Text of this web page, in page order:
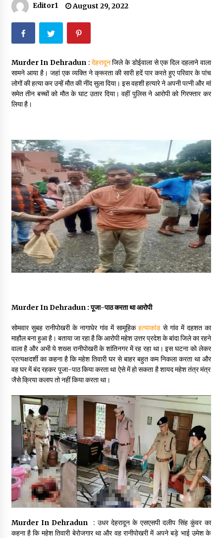
Thought Of The Day 18 May
May 18, 2022
Thought Of The Day 17 May
May 17, 2022
Thought Of The Day 14 May
May 14, 2022
Thought Of The Day 13 May
May 13, 2022
Thought Of The Day 12 May
May 12, 2022
May 11, 2022
Thought Of The Day 10 May
May 10, 2022
Thought Of The Day 9 May
May 9, 2022
Editor1 August 29, 2022
Murder In Dehradun : देहरादूनजिले के डोईवाला से एक दिल दहलाने वाला
सामने आया है। जहां एक व्यक्ति ने क्रूरता की सारी हदें पार करते हुए परिवार के पांच
लोगों की हत्या कर उन्हें मौत की नींद सुला दिया। इस वहशी हत्यारे ने अपनी पत्नी और मां
समेत तीन बच्चों को मौत के घाट उतार दिया। वहीं पुलिस ने आरोपी को गिरफ्तार कर
लिया है।
Murder In Dehradun : पूजा-पाठ करता था आरोपी
सोमवार सुबह रानीपोखरी के नागाघेर गांव में सामूहिक हत्याकांडसे गांव में दहशत का
माहौल बना हुआ है। बताया जा रहा है कि आरोपी महेश उत्तर प्रदेश के बांदा जिले का रहने
वाला है और अभी ये शख्स रानीपोखरी के शांतिनगर में रह रहा था। इस घटना को लेकर
प्रत्यक्षदर्शी का कहना है कि महेश तिवारी घर से बाहर बहुत कम निकला करता था और
वह घर में बंद रहकर पूजा-पाठ किया करता था ऐसे में हो सकता है शायद महेश तंत्र मंत्र
जैसे क्रिया कलाप तो नहीं किया करता था।
Murder In Dehradun : उधर देहरादून के एसएसपी दलीप सिंह कुंवर का
कहना है कि महेश तिवारी बेरोजगार था और वह रानीपोखरी में अपने बड़े भाई उमेश के